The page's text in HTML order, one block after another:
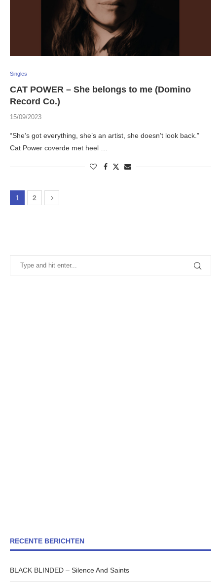
Singles
CAT POWER – She belongs to me (Domino
Record Co.)
15/09/2023
“She’s got everything, she’s an artist, she doesn’t look back.”
Cat Power coverde met heel …
1 2
RECENTE BERICHTEN
BLACK BLINDED – Silence And Saints